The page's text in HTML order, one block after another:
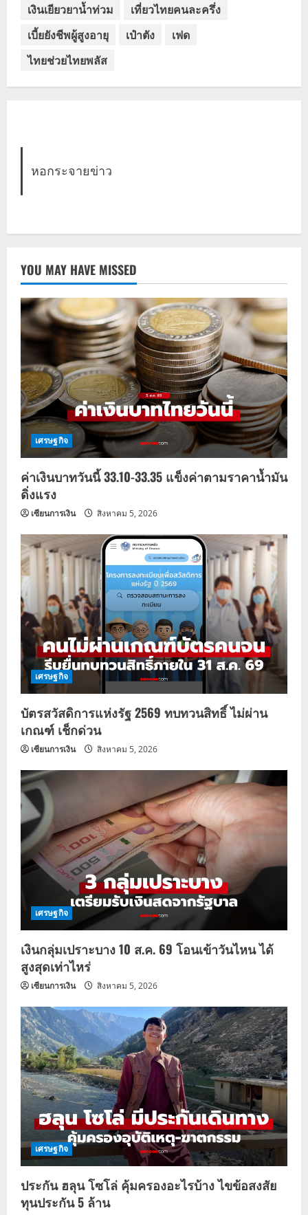
เงินเยียวยาน้ำท่วม
เที่ยวไทยคนละครึ่ง
เบี้ยยังชีพผู้สูงอายุ
เป๋าตัง
เฟด
ไทยช่วยไทยพลัส
หอกระจายข่าว
YOU MAY HAVE MISSED
เศรษฐกิจ
ค่าเงินบาทวันนี้ 33.10-33.35 แข็งค่าตามราคาน้ำมัน
ดิ่งแรง
เซียนการเงิน สิงหาคม 5, 2026
เศรษฐกิจ
บัตรสวัสดิการแห่งรัฐ 2569 ทบทวนสิทธิ์ ไม่ผ่าน
เกณฑ์ เช็กด่วน
เซียนการเงิน สิงหาคม 5, 2026
เศรษฐกิจ
เงินกลุ่มเปราะบาง 10 ส.ค. 69 โอนเข้าวันไหน ได้
สูงสุดเท่าไหร่
เซียนการเงิน สิงหาคม 5, 2026
เศรษฐกิจ
ประกัน ฮลุน โซโล่ คุ้มครองอะไรบ้าง ไขข้อสงสัย
ทุนประกัน 5 ล้าน